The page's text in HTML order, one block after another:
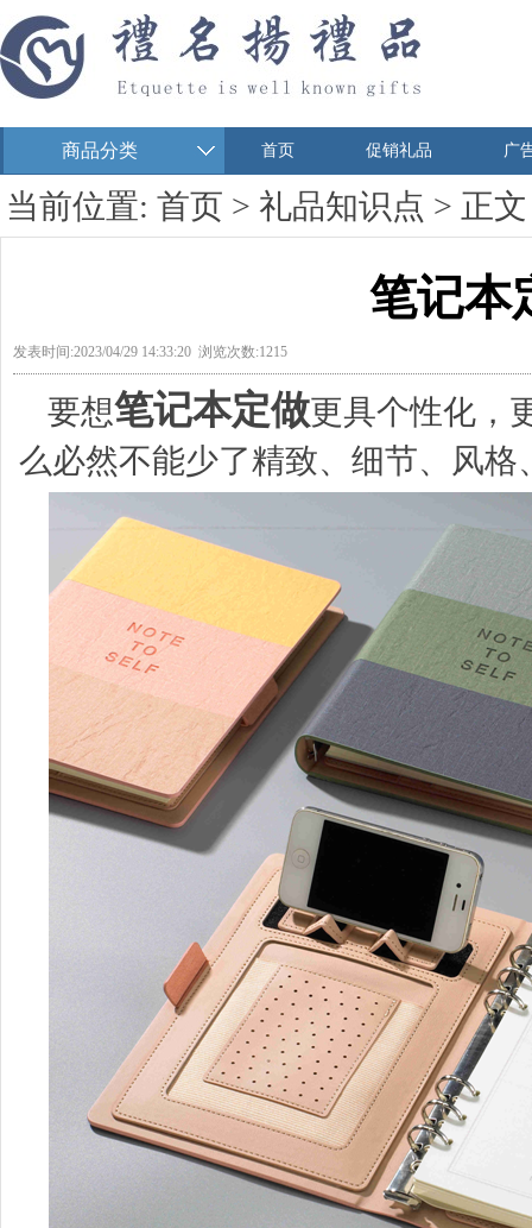
首页 促销礼品 广
商品分类
当前位置: 首页 > 礼品知识点 > 正文
笔记本
发表时间:2023/04/29 14:33:20 浏览次数:1215
要想笔记本定做更具个性化，
么必然不能少了精致、细节、风